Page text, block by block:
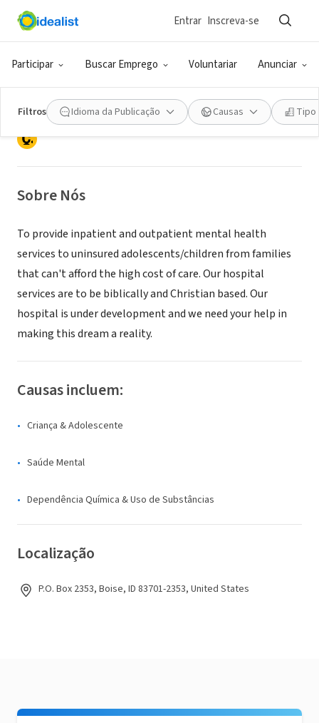
Participar Buscar Emprego Voluntariar Anunciar
Entrar Inscreva-se
Filtros Idioma da Publicação Causas Tipo
ONG (SETOR SOCIAL)
Children of Hope Family Hospital,
Inc.
Boise, ID childofhope.org/
Sobre Nós
To provide inpatient and outpatient mental health
services to uninsured adolescents/children from families
that can't afford the high cost of care. Our hospital
services are to be biblically and Christian based. Our
hospital is under development and we need your help in
making this dream a reality.
Causas incluem:
Criança & Adolescente
Saúde Mental
Dependência Química & Uso de Substâncias
Localização
P.O. Box 2353, Boise, ID 83701-2353, United States